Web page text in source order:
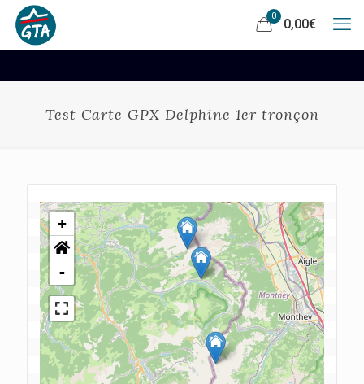
0
0,00€
Test Carte GPX Delphine 1er tronçon
+
-